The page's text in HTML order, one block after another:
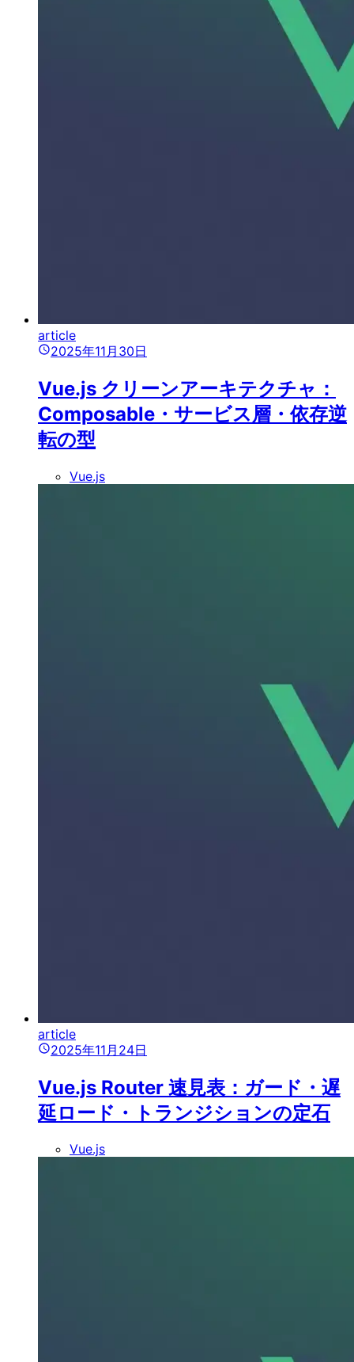
article
2025年11月30日
Vue.js クリーンアーキテクチャ：
Composable・サービス層・依存逆
転の型
Vue.js
article
2025年11月24日
Vue.js Router 速見表：ガード・遅
延ロード・トランジションの定石
Vue.js